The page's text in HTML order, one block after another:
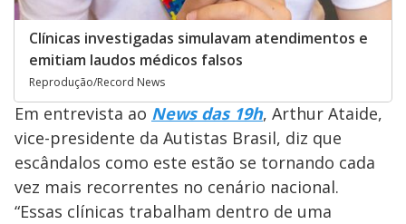
Clínicas investigadas simulavam atendimentos e
emitiam laudos médicos falsos
Reprodução/Record News
Em entrevista ao News das 19h, Arthur Ataide,
vice-presidente da Autistas Brasil, diz que
escândalos como este estão se tornando cada
vez mais recorrentes no cenário nacional.
“Essas clínicas trabalham dentro de uma